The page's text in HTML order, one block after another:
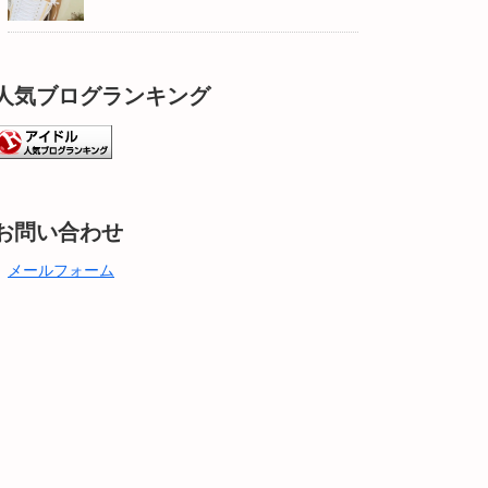
気ブログランキング
問い合わせ
メールフォーム